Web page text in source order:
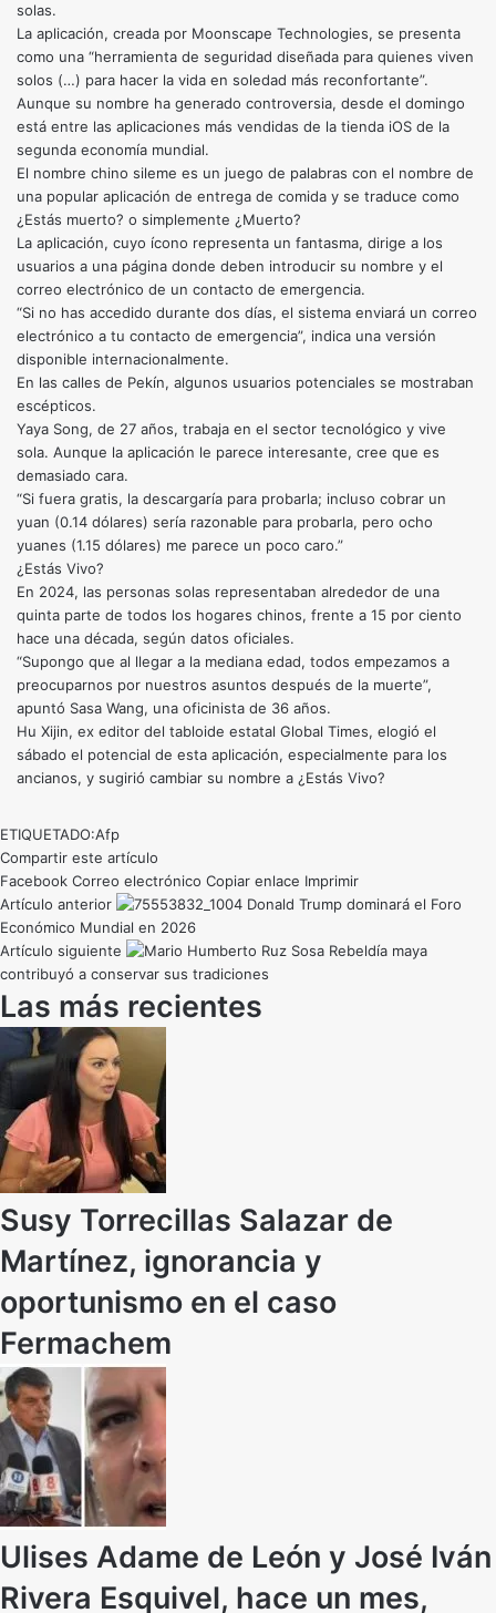
solas.
La aplicación, creada por Moonscape Technologies, se presenta
como una “herramienta de seguridad diseñada para quienes viven
solos (…) para hacer la vida en soledad más reconfortante”.
Aunque su nombre ha generado controversia, desde el domingo
está entre las aplicaciones más vendidas de la tienda iOS de la
segunda economía mundial.
El nombre chino sileme es un juego de palabras con el nombre de
una popular aplicación de entrega de comida y se traduce como
¿Estás muerto? o simplemente ¿Muerto?
La aplicación, cuyo ícono representa un fantasma, dirige a los
usuarios a una página donde deben introducir su nombre y el
correo electrónico de un contacto de emergencia.
“Si no has accedido durante dos días, el sistema enviará un correo
electrónico a tu contacto de emergencia”, indica una versión
disponible internacionalmente.
En las calles de Pekín, algunos usuarios potenciales se mostraban
escépticos.
Yaya Song, de 27 años, trabaja en el sector tecnológico y vive
sola. Aunque la aplicación le parece interesante, cree que es
demasiado cara.
“Si fuera gratis, la descargaría para probarla; incluso cobrar un
yuan (0.14 dólares) sería razonable para probarla, pero ocho
yuanes (1.15 dólares) me parece un poco caro.”
¿Estás Vivo?
En 2024, las personas solas representaban alrededor de una
quinta parte de todos los hogares chinos, frente a 15 por ciento
hace una década, según datos oficiales.
“Supongo que al llegar a la mediana edad, todos empezamos a
preocuparnos por nuestros asuntos después de la muerte”,
apuntó Sasa Wang, una oficinista de 36 años.
Hu Xijin, ex editor del tabloide estatal Global Times, elogió el
sábado el potencial de esta aplicación, especialmente para los
ancianos, y sugirió cambiar su nombre a ¿Estás Vivo?
ETIQUETADO:Afp
Compartir este artículo
Facebook Correo electrónico Copiar enlace Imprimir
Artículo anterior
Donald Trump dominará el Foro
Económico Mundial en 2026
Artículo siguiente
Rebeldía maya
contribuyó a conservar sus tradiciones
Las más recientes
Susy Torrecillas Salazar de
Martínez, ignorancia y
oportunismo en el caso
Fermachem
Ulises Adame de León y José Iván
Rivera Esquivel, hace un mes,